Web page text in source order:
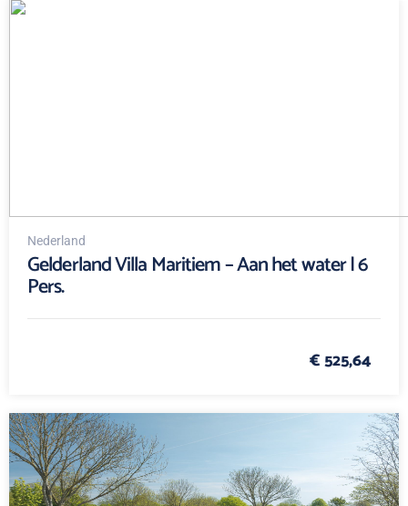
Nederland
Gelderland Villa Maritiem – Aan het water | 6
Pers.
€ 525,64